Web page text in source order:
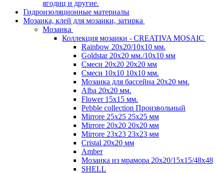
ягодиц и другие.
Гидроизоляционные материалы
Мозаика, клей для мозаики, затирка
Мозаика
Коллекция мозаики - CREATIVA MOSAIC
Rainbow 20x20/10х10 мм.
Goldstar 20х20 мм./10х10 мм
Смеси 20х20 20х20 мм
Смеси 10х10 10x10 мм.
Мозаика для бассейна 20x20 мм.
Alba 20x20 мм.
Flower 15x15 мм.
Pebble collection Произвольный
Mirrore 25х25 25x25 мм
Mirrore 20х20 20x20 мм
Mirrore 23х23 23x23 мм
Cristal 20х20 мм
Amber
Мозаика из мрамора 20х20/15х15/48х48
SHELL